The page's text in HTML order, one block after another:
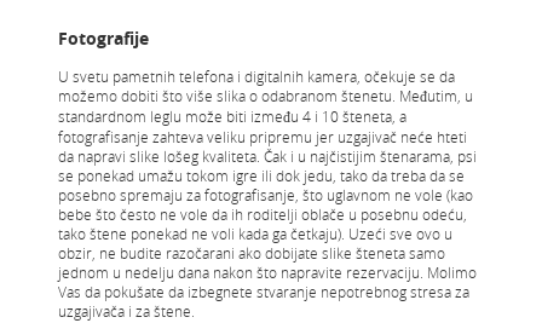
Fotografije
U svetu pametnih telefona i digitalnih kamera, očekuje se da
možemo dobiti što više slika o odabranom štenetu. Međutim, u
standardnom leglu može biti između 4 i 10 šteneta, a
fotografisanje zahteva veliku pripremu jer uzgajivač neće hteti
da napravi slike lošeg kvaliteta. Čak i u najčistijim štenarama, psi
se ponekad umažu tokom igre ili dok jedu, tako da treba da se
posebno spremaju za fotografisanje, što uglavnom ne vole (kao
bebe što često ne vole da ih roditelji oblače u posebnu odeću,
tako štene ponekad ne voli kada ga četkaju). Uzeći sve ovo u
obzir, ne budite razočarani ako dobijate slike šteneta samo
jednom u nedelju dana nakon što napravite rezervaciju. Molimo
Vas da pokušate da izbegnete stvaranje nepotrebnog stresa za
uzgajivača i za štene.